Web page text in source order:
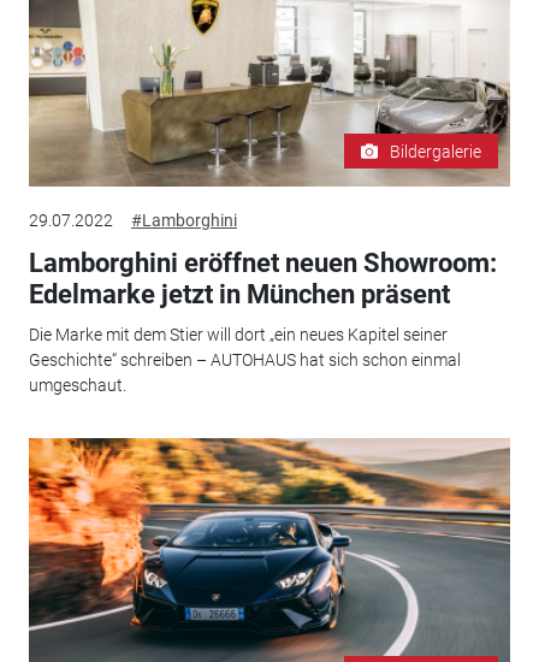
Bildergalerie
29.07.2022 #Lamborghini
Lamborghini eröffnet neuen Showroom:
Edelmarke jetzt in München präsent
Die Marke mit dem Stier will dort „ein neues Kapitel seiner
Geschichte“ schreiben – AUTOHAUS hat sich schon einmal
umgeschaut.